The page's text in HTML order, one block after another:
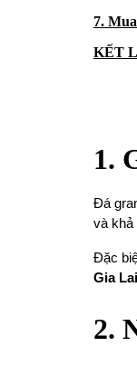
7.
KẾT
1.
Đá
và khả
Đặc
Gia Lai
2.